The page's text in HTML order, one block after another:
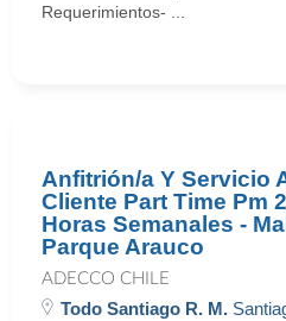
Requerimientos- ...
Anfitrión/a Y Servicio
Cliente Part Time Pm
Horas Semanales - Mall
Parque Arauco
ADECCO CHILE
Todo Santiago R. M.